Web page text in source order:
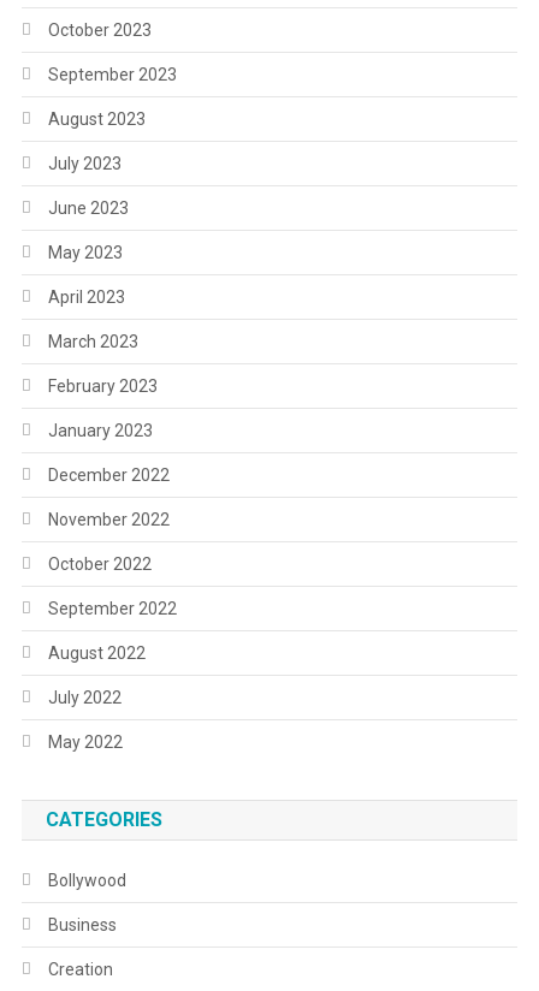
October 2023
September 2023
August 2023
July 2023
June 2023
May 2023
April 2023
March 2023
February 2023
January 2023
December 2022
November 2022
October 2022
September 2022
August 2022
July 2022
May 2022
CATEGORIES
Bollywood
Business
Creation